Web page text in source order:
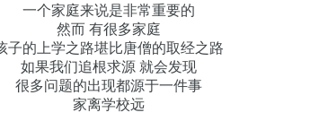
一个家庭来说是非常重要的
然而 有很多家庭
子的上学之路堪比唐僧的取经之路
如果我们追根求源 就会发现
很多问题的出现都源于一件事
家离学校远